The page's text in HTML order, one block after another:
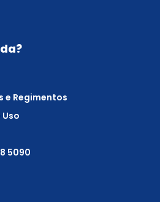
e Regimentos
5090